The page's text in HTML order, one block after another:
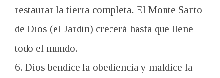
restaurar la tierra completa. El Monte Santo
de Dios (el Jardín) crecerá hasta que llene
todo el mundo.
6. Dios bendice la obediencia y maldice la